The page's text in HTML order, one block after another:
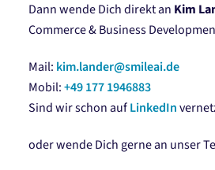
Dann wende Dich direkt an Kim
Commerce & Business
Mail: kim.lander@smileai.de
Mobil:+49 177 1946883
Sind wir schon aufLinkedIn
oder wende Dich gerne an unser